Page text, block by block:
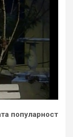
популарност